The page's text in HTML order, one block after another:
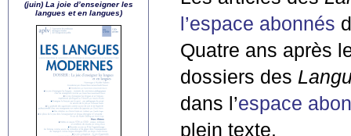
l’espace abonnés
Quatre ans après
dossiers des
dans l’espace
plein texte.
(juin) La joie d’enseigner les
langues et en langues)